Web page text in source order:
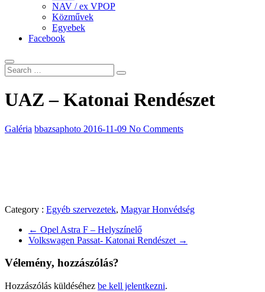
NAV / ex VPOP
Közművek
Egyebek
Facebook
UAZ – Katonai Rendészet
Galéria bbazsaphoto 2016-11-09 No Comments
Category : Egyéb szervezetek, Magyar Honvédség
← Opel Astra F – Helyszínelő
Volkswagen Passat- Katonai Rendészet →
Vélemény, hozzászólás?
Hozzászólás küldéséhez be kell jelentkezni.